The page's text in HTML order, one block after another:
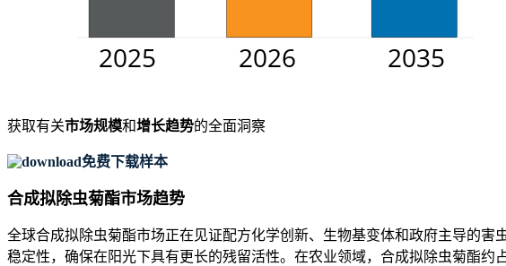
获取有关市场规模和增长趋势的全面洞察
免费下载样本
合成拟除虫菊酯市场趋势
全球合成拟除虫菊酯市场正在见证配方化学创新、生物基变体和政府主导的害
稳定性，确保在阳光下具有更长的残留活性。在农业领域，合成拟除虫菊酯